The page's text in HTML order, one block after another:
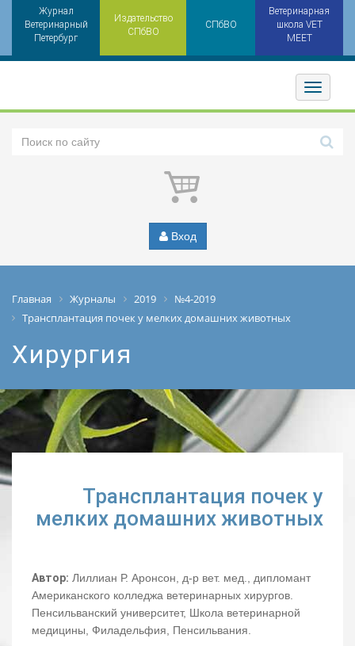
Журнал
Ветеринарный
Петербург
Издательство
СПбВО
СПбВО
Ветеринарная
школа VET
MEET
Toggler
Вход
Главная Журналы 2019
№4-2019
Трансплантация почек у мелких домашних животных
Хирургия
Трансплантация почек у
мелких домашних животных
Автор: Лиллиан Р. Аронсон, д-р вет. мед., дипломант
Американского колледжа ветеринарных хирургов.
Пенсильванский университет, Школа ветеринарной
медицины, Филадельфия, Пенсильвания.